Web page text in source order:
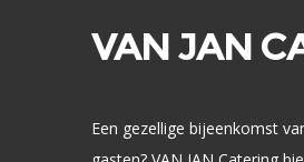
VAN JAN
Een gezellige bijeenkomst